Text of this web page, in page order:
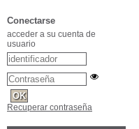
Conectarse
acceder a su cuenta de
usuario
Recuperar contraseña